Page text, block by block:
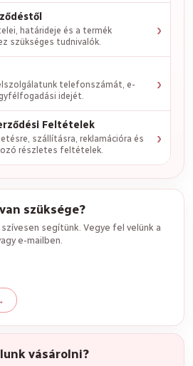
határideje és a termék
szükséges tudnivalók.
›
telefonszámát, e-
idejét.
›
Feltételek
szállításra, reklamációra és
részletes feltételek.
›
szüksége?
segítünk. Vegye fel velünk a
e-mailben.
vásárolni?